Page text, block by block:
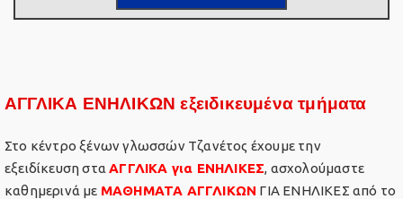
ΑΓΓΛΙΚΑ ΕΝΗΛΙΚΩΝ εξειδικευμένα τμήματα
Στο κέντρο ξένων γλωσσών Τζανέτος έχουμε την
εξειδίκευση σταΑΓΓΛΙΚΑ για ΕΝΗΛΙΚΕΣ, ασχολούμαστε
καθημερινά με ΜΑΘΗΜΑΤΑ ΑΓΓΛΙΚΩΝ ΓΙΑ ΕΝΗΛΙΚΕΣ από το